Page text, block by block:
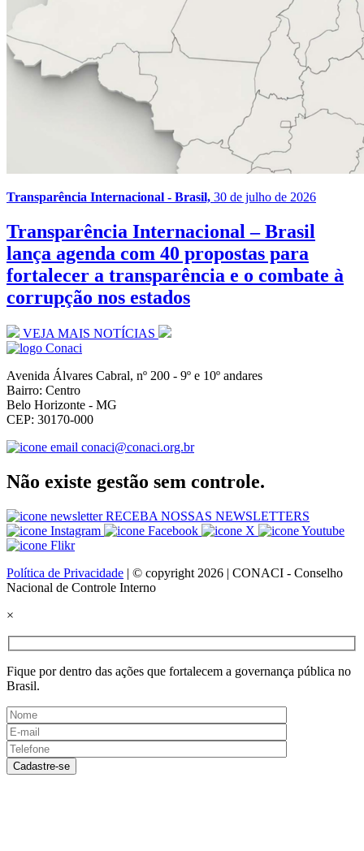
Transparência Internacional - Brasil, 30 de julho de 2026
Transparência Internacional – Brasil
lança agenda com 40 propostas para
fortalecer a transparência e o combate à
corrupção nos estados
VEJA MAIS NOTÍCIAS
Avenida Álvares Cabral, nº 200 - 9º e 10º andares
Bairro: Centro
Belo Horizonte - MG
CEP: 30170-000
conaci@conaci.org.br
Não existe gestão sem controle.
RECEBA NOSSAS NEWSLETTERS
Política de Privacidade | © copyright 2026 | CONACI - Conselho
Nacional de Controle Interno
×
Fique por dentro das ações que fortalecem a governança pública no
Brasil.